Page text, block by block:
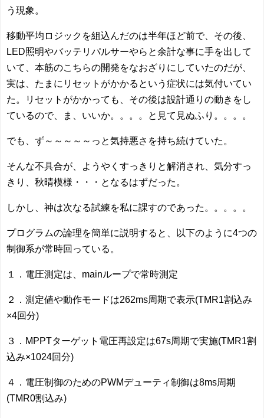
う現象。
移動平均ロジックを組込んだのは半年ほど前で、その後、
LED照明やバッテリパルサーやらと余計な事に手を出して
いて、本筋のこちらの開発をなおざりにしていたのだが、
実は、たまにリセットがかかるという症状には気付いてい
た。リセットがかかっても、その後は設計通りの動きをし
ているので、ま、いいか。。。。と見て見ぬふり。。。。
でも、ず～～～～～っと気持悪さを持ち続けていた。
そんな不具合が、ようやくすっきりと解消され、気分すっ
きり、秋晴模様・・・となるはずだった。
しかし、神は次なる試練を私に課すのであった。。。。。
プログラムの論理を簡単に説明すると、以下のように4つの
制御系が常時回っている。
１．電圧測定は、mainループで常時測定
２．測定値や動作モードは262ms周期で表示(TMR1割込み
×4回分)
３．MPPTターゲット電圧再設定は67s周期で実施(TMR1割
込み×1024回分)
４．電圧制御のためのPWMデューティ制御は8ms周期
(TMR0割込み)